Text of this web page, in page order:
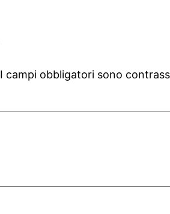
I campi obbligatori sono